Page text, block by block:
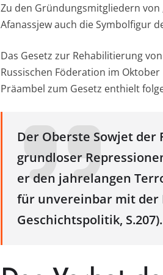
Zu den Gründungsmitgliedern
Afanassjew auch die Symbolfigur
Das Gesetz zur Rehabilitierung
Russischen Föderation im
Präambel zum Gesetz enthielt
Der Oberste Sowjet der
grundloser
er den jahrelangen
für unvereinbar mit der
Geschichtspolitik, S.207).